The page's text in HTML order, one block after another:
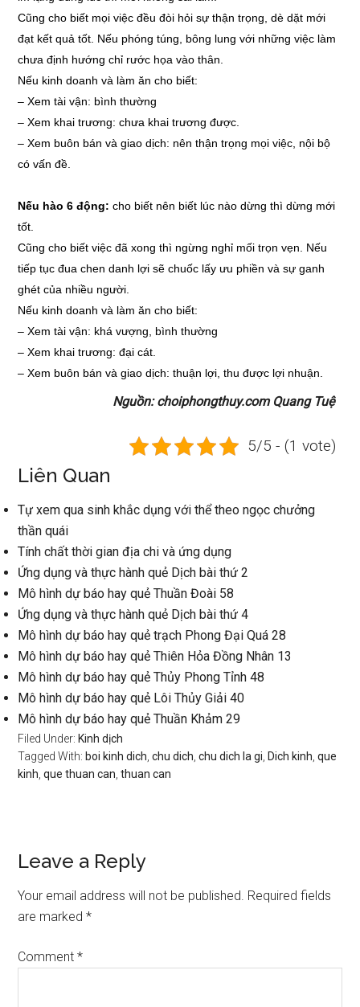
Cũng cho biết mọi việc đều đòi hỏi sự thận trọng, dè dặt mới
đạt kết quả tốt. Nếu phóng túng, bông lung với những việc làm
chưa định hướng chỉ rước họa vào thân.
Nếu kinh doanh và làm ăn cho biết:
– Xem tài vận: bình thường
– Xem khai trương: chưa khai trương được.
– Xem buôn bán và giao dịch: nên thận trọng mọi việc, nội bộ
có vấn đề.
Nếu hào 6 động: cho biết nên biết lúc nào dừng thì dừng mới
tốt.
Cũng cho biết việc đã xong thì ngừng nghỉ mối trọn vẹn. Nếu
tiếp tục đua chen danh lợi sẽ chuốc lấy ưu phiền và sự ganh
ghét của nhiều người.
Nếu kinh doanh và làm ăn cho biết:
– Xem tài vận: khá vượng, bình thường
– Xem khai trương: đại cát.
– Xem buôn bán và giao dịch: thuận lợi, thu được lợi nhuận.
Nguồn: choiphongthuy.com Quang Tuệ
5/5 - (1 vote)
Liên Quan
Tự xem qua sinh khắc dụng với thể theo ngọc chưởng
thần quái
Tính chất thời gian địa chi và ứng dụng
Ứng dụng và thực hành quẻ Dịch bài thứ 2
Mô hình dự báo hay quẻ Thuần Đoài 58
Ứng dụng và thực hành quẻ Dịch bài thứ 4
Mô hình dự báo hay quẻ trạch Phong Đại Quá 28
Mô hình dự báo hay quẻ Thiên Hỏa Đồng Nhân 13
Mô hình dự báo hay quẻ Thủy Phong Tỉnh 48
Mô hình dự báo hay quẻ Lôi Thủy Giải 40
Mô hình dự báo hay quẻ Thuần Khảm 29
Filed Under: Kinh dịch
Tagged With: boi kinh dich ,chu dich ,chu dich la gi Dich kinh ,que
kinh ,que thuan can ,thuan can
Reader
Interactions
Leave a Reply
Your email address will not be published. Required fields
are marked*
Comment*